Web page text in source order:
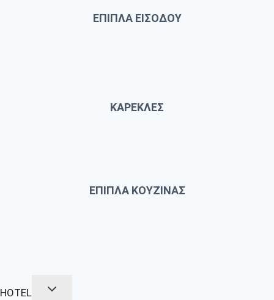
ΕΠΙΠΛΑ ΕΙΣΟΔΟΥ
ΚΑΡΕΚΛΕΣ
ΕΠΙΠΛΑ ΚΟΥΖΙΝΑΣ
HOTEL